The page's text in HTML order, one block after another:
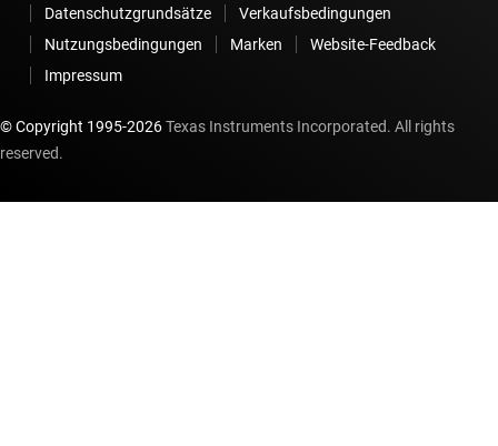
Datenschutzgrundsätze
Verkaufsbedingungen
Nutzungsbedingungen
Marken
Website-Feedback
Impressum
© Copyright 1995-2026Texas Instruments Incorporated. All rights
reserved.